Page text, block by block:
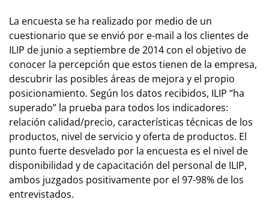
La encuesta se ha realizado por medio de un
cuestionario que se envió por e-mail a los clientes de
ILIP de junio a septiembre de 2014 con el objetivo de
conocer la percepción que estos tienen de la empresa,
descubrir las posibles áreas de mejora y el propio
posicionamiento. Según los datos recibidos, ILIP “ha
superado” la prueba para todos los indicadores:
relación calidad/precio, características técnicas de los
productos, nivel de servicio y oferta de productos. El
punto fuerte desvelado por la encuesta es el nivel de
disponibilidad y de capacitación del personal de ILIP,
ambos juzgados positivamente por el 97-98% de los
entrevistados.